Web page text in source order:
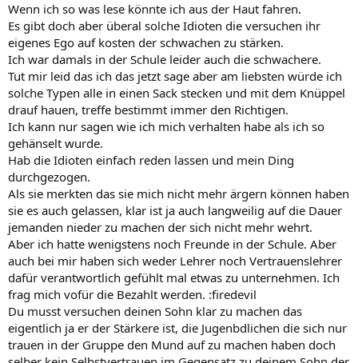
Wenn ich so was lese könnte ich aus der Haut fahren.
Es gibt doch aber überal solche Idioten die versuchen ihr
eigenes Ego auf kosten der schwachen zu stärken.
Ich war damals in der Schule leider auch die schwachere.
Tut mir leid das ich das jetzt sage aber am liebsten würde ich
solche Typen alle in einen Sack stecken und mit dem Knüppel
drauf hauen, treffe bestimmt immer den Richtigen.
Ich kann nur sagen wie ich mich verhalten habe als ich so
gehänselt wurde.
Hab die Idioten einfach reden lassen und mein Ding
durchgezogen.
Als sie merkten das sie mich nicht mehr ärgern können haben
sie es auch gelassen, klar ist ja auch langweilig auf die Dauer
jemanden nieder zu machen der sich nicht mehr wehrt.
Aber ich hatte wenigstens noch Freunde in der Schule. Aber
auch bei mir haben sich weder Lehrer noch Vertrauenslehrer
dafür verantwortlich gefühlt mal etwas zu unternehmen. Ich
frag mich vofür die Bezahlt werden. :firedevil
Du musst versuchen deinen Sohn klar zu machen das
eigentlich ja er der Stärkere ist, die Jugenbdlichen die sich nur
trauen in der Gruppe den Mund auf zu machen haben doch